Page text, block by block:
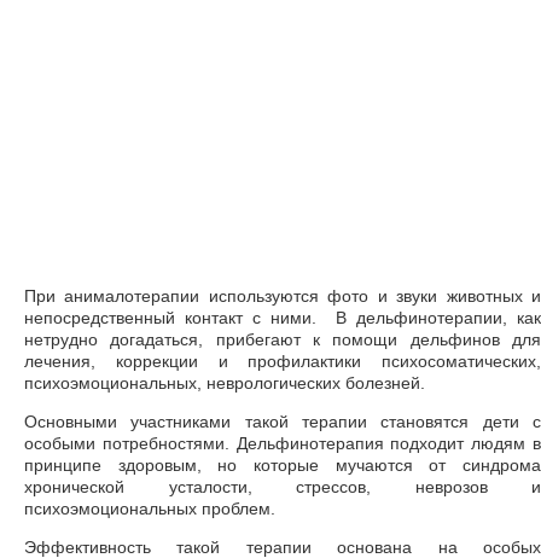
При анималотерапии используются фото и звуки животных и
непосредственный контакт с ними. В дельфинотерапии, как
нетрудно догадаться, прибегают к помощи дельфинов для
лечения, коррекции и профилактики психосоматических,
психоэмоциональных, неврологических болезней.
Основными участниками такой терапии становятся дети с
особыми потребностями. Дельфинотерапия подходит людям в
принципе здоровым, но которые мучаются от синдрома
хронической усталости, стрессов, неврозов и
психоэмоциональных проблем.
Эффективность такой терапии основана на особых